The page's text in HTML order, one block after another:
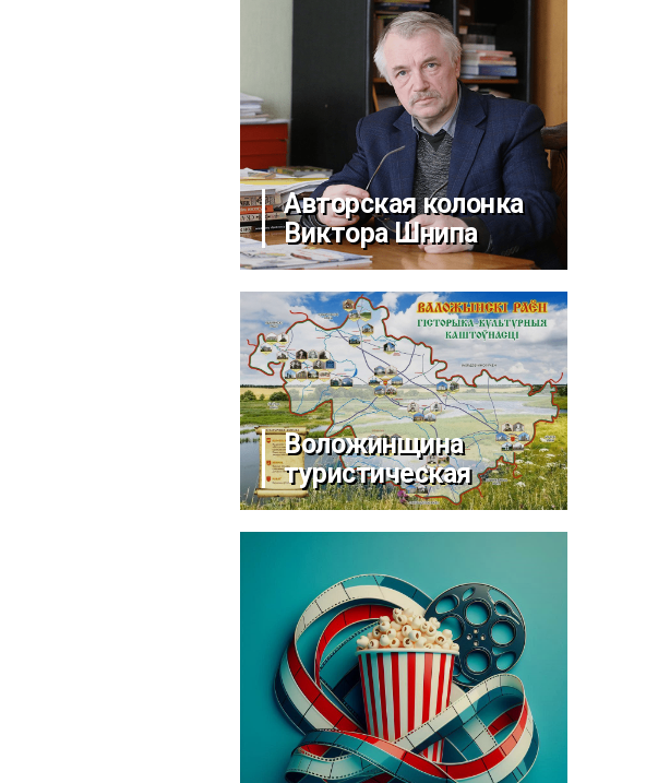
Авторская колонка
Виктора Шнипа
Воложинщина
туристическая